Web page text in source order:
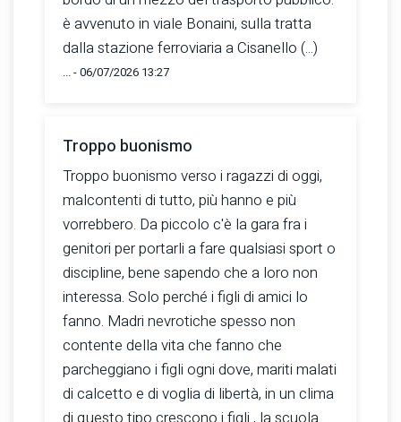
è avvenuto in viale Bonaini, sulla tratta
dalla stazione ferroviaria a Cisanello (...)
... - 06/07/2026 13:27
Troppo buonismo
Troppo buonismo verso i ragazzi di oggi,
malcontenti di tutto, più hanno e più
vorrebbero. Da piccolo c'è la gara fra i
genitori per portarli a fare qualsiasi sport o
discipline, bene sapendo che a loro non
interessa. Solo perché i figli di amici lo
fanno. Madri nevrotiche spesso non
contente della vita che fanno che
parcheggiano i figli ogni dove, mariti malati
di calcetto e di voglia di libertà, in un clima